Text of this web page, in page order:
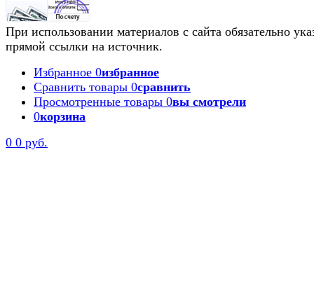
При использовании материалов с сайта обязательно
прямой ссылки на источник.
Избранное 0избранное
Сравнить товары 0сравнить
Просмотренные товары 0вы смотрели
0корзина
0 0 руб.